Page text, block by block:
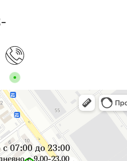
07:00 до 23:00
с 9.00-23.00